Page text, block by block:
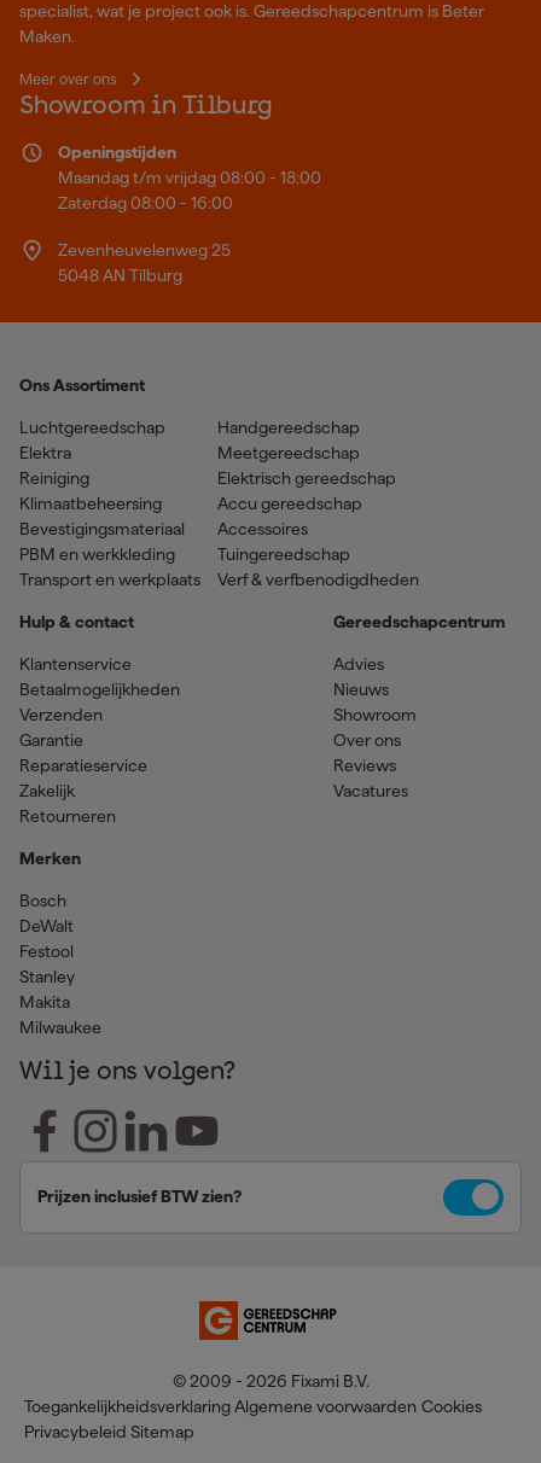
specialist, wat je project ook is. Gereedschapcentrum is Beter
Maken.
Meer over ons
Showroom in Tilburg
Openingstijden
Maandag t/m vrijdag 08:00 - 18:00
Zaterdag 08:00 - 16:00
Zevenheuvelenweg 25
5048 AN Tilburg
Ons Assortiment
Luchtgereedschap
Elektra
Reiniging
Klimaatbeheersing
Bevestigingsmateriaal
PBM en werkkleding
Transport en werkplaats
Handgereedschap
Meetgereedschap
Elektrisch gereedschap
Accu gereedschap
Accessoires
Tuingereedschap
Verf & verfbenodigdheden
Hulp & contact
Klantenservice
Betaalmogelijkheden
Verzenden
Garantie
Reparatieservice
Zakelijk
Retourneren
Merken
Bosch
DeWalt
Festool
Stanley
Makita
Milwaukee
Gereedschapcentrum
Advies
Nieuws
Showroom
Over ons
Reviews
Vacatures
Wil je ons volgen?
Prijzen inclusief BTW zien?
© 2009 - 2026 Fixami B.V.
Toegankelijkheidsverklaring Algemene voorwaarden Cookies
Privacybeleid Sitemap